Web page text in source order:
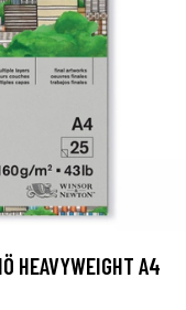
HEAVYWEIGHT A4